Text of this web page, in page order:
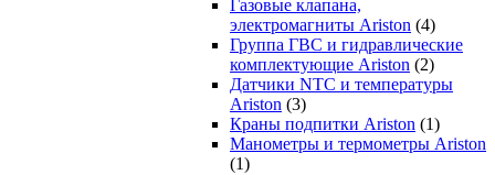
Газовые клапана,
электромагниты Ariston (4)
Группа ГВС и гидравлические
комплектующие Ariston (2)
Датчики NTC и температуры
Ariston (3)
Краны подпитки Ariston (1)
Манометры и термометры Ariston
(1)